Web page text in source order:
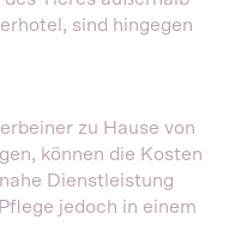
sind hingegen
zu Hause von
können die Kosten
Dienstleistung
jedoch in einem